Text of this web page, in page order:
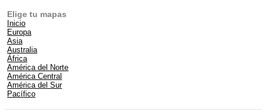
Elige tu mapas
Inicio
Europa
Asia
Australia
África
América del Norte
América Central
América del Sur
Pacífico